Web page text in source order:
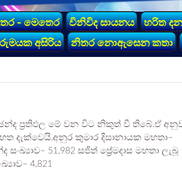
- මෙතෙර විනිවිද සායනය හරිත
අසිරිය නිතර නොඇසෙන කතා
ප්‍රතිඵල මේ වන විට නිකුත් වී තිබේ.ඒ
දැක්වෙයි.අනුර කුමාර දිසානායක මහතා–
51,982 සජිත් ප්‍රේමදාස මහතා ලැබූ
4,821